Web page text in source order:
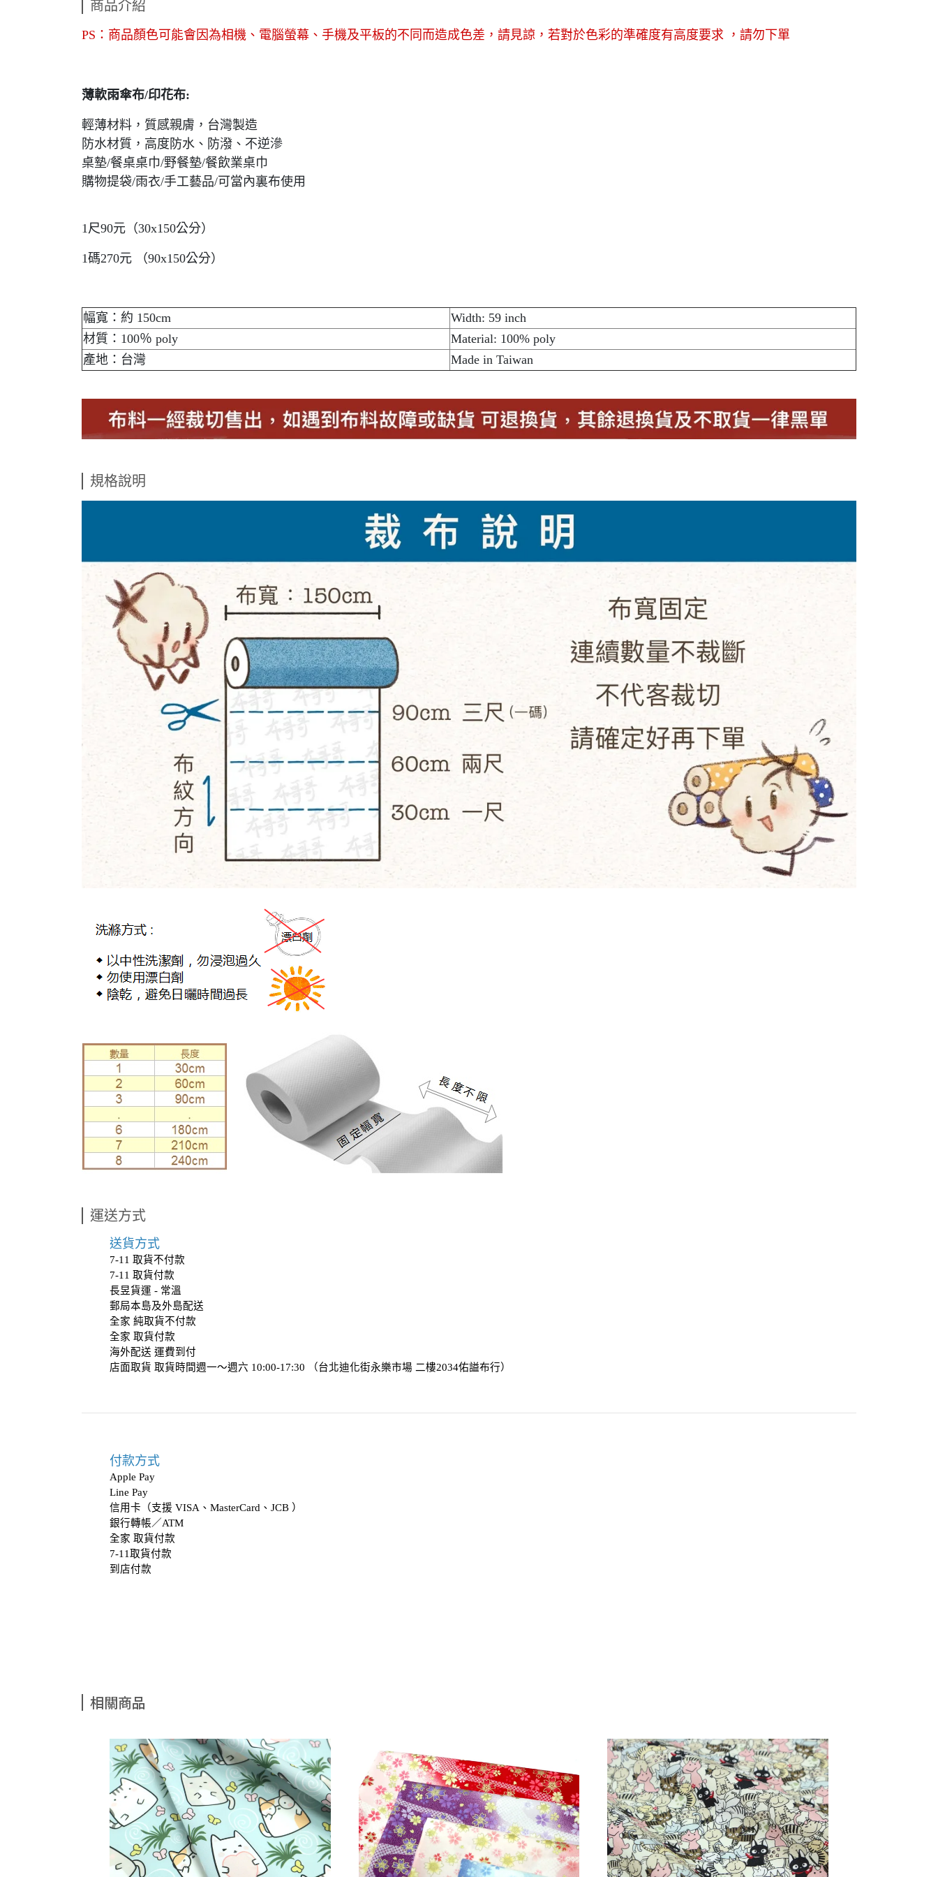
商品介紹
PS：商品顏色可能會因為相機、電腦螢幕、手機及平板的不同而造成色差，請見諒，若對於色彩的準確度有高度要求 ，請勿下單
薄軟雨傘布/印花布:
輕薄材料，質感親膚，台灣製造
防水材質，高度防水、防潑、不逆滲
桌墊/餐桌桌巾/野餐墊/餐飲業桌巾
購物提袋/雨衣/手工藝品/可當內裏布使用
1尺90元（30x150公分）
1碼270元 （90x150公分）
幅寬：約 150cm
Width: 59 inch
材質：100％ poly
Material: 100% poly
產地：台灣
Made in Taiwan
規格說明
運送方式
送貨方式
7-11 取貨不付款
7-11 取貨付款
長昱貨運 - 常溫
郵局本島及外島配送
全家 純取貨不付款
全家 取貨付款
海外配送 運費到付
店面取貨 取貨時間週一～週六 10:00-17:30 （台北迪化街永樂市場 二樓2034佑謚布行）
付款方式
Apple Pay
Line Pay
信用卡（支援 VISA、MasterCard、JCB ）
銀行轉帳／ATM
全家 取貨付款
7-11取貨付款
到店付款
相關商品